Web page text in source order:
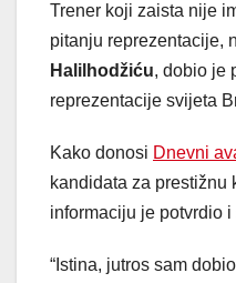
Trener koji zaista nije
pitanju reprezentacije,
Halilhodžiću, dobio je
reprezentacije svijeta
Kako donosi Dnevni
kandidata za prestižnu
informaciju je potvrdio
“Istina, jutros sam